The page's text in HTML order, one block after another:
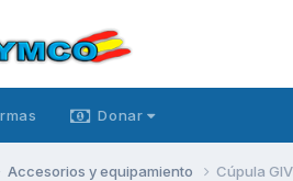
Donar
Accesorios y equipamiento Cúpula